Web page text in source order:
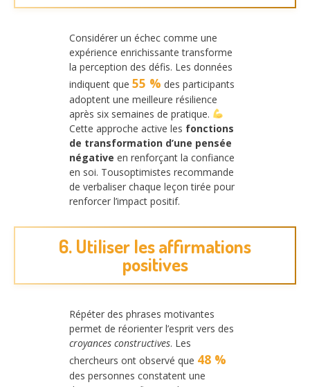
Considérer un échec comme une
expérience enrichissante transforme
la perception des défis. Les données
indiquent que 55 % des participants
adoptent une meilleure résilience
après six semaines de pratique.
Cette approche active les fonctions
de transformation d’une pensée
négative en renforçant la confiance
en soi. Tousoptimistes recommande
de verbaliser chaque leçon tirée pour
renforcer l’impact positif.
6. Utiliser les affirmations
positives
Répéter des phrases motivantes
permet de réorienter l’esprit vers des
croyances constructives. Les
chercheurs ont observé que 48 %
des personnes constatent une